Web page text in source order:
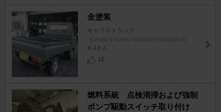
全塗装
キャリイトラック
[DA/DB71T/DA81T/DA/DB41T/DA/DB51T]
K-Jさん
16
燃料系統 点検清掃および強制
ポンプ駆動スイッチ取り付け